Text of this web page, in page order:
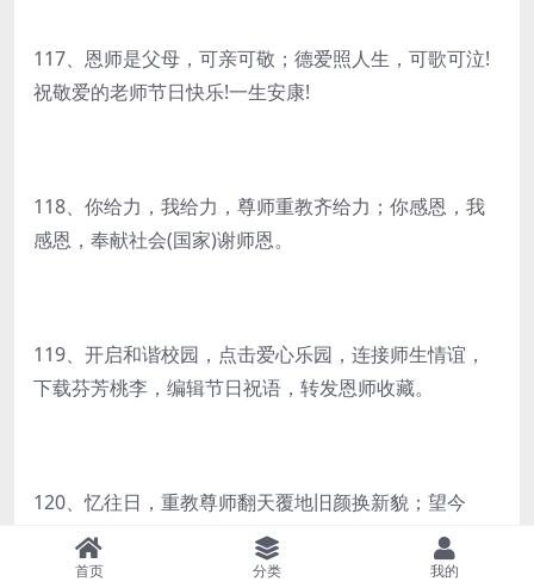
117、恩师是父母，可亲可敬；德爱照人生，可歌可泣!
祝敬爱的老师节日快乐!一生安康!
118、你给力，我给力，尊师重教齐给力；你感恩，我
感恩，奉献社会(国家)谢师恩。
119、开启和谐校园，点击爱心乐园，连接师生情谊，
下载芬芳桃李，编辑节日祝语，转发恩师收藏。
120、忆往日，重教尊师翻天覆地旧颜换新貌；望今
朝，教书育人齐心合力再创新辉煌。
首页 分类 我的